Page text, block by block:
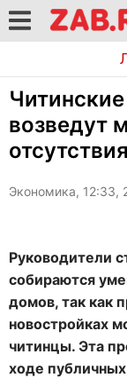
возведут
Экономика, 12:33,
Руководители
собираются
домов, так как
новостройках
читинцы. Эта
ходе